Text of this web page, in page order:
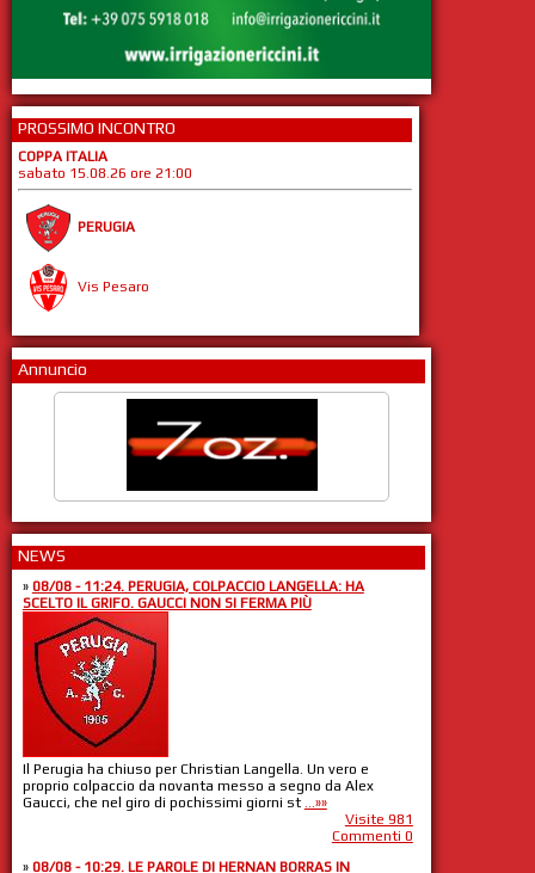
PROSSIMO INCONTRO
COPPA ITALIA
sabato 15.08.26 ore 21:00
PERUGIA
Vis Pesaro
Annuncio
NEWS
» 08/08 - 11:24. PERUGIA, COLPACCIO LANGELLA: HA
SCELTO IL GRIFO. GAUCCI NON SI FERMA PIÙ
Il Perugia ha chiuso per Christian Langella. Un vero e
proprio colpaccio da novanta messo a segno da Alex
Gaucci, che nel giro di pochissimi giorni st ...»»
Visite 981
Commenti 0
» 08/08 - 10:29. LE PAROLE DI HERNAN BORRAS IN